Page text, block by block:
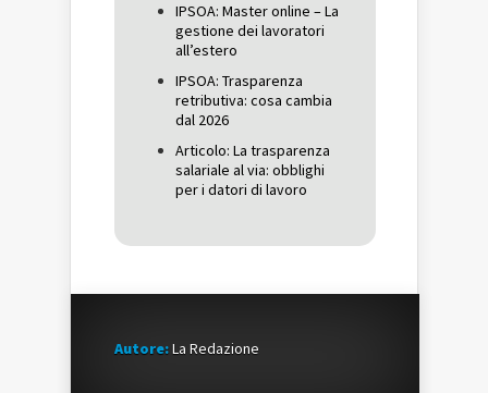
IPSOA: Master online – La
gestione dei lavoratori
all’estero
IPSOA: Trasparenza
retributiva: cosa cambia
dal 2026
Articolo: La trasparenza
salariale al via: obblighi
per i datori di lavoro
Autore:La Redazione